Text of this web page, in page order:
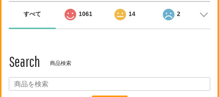
すべて 1061 14 2
Search 商品検索